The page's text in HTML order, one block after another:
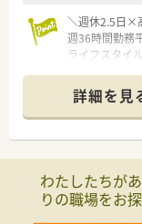
＼週休2.5日×
週36時間勤務
ライフスタイ
【店舗情報と
■あいの風と
ほどのアクセ
■処方箋の応需
程度と比較的
詳細を見
わたしたちが
りの職場をお